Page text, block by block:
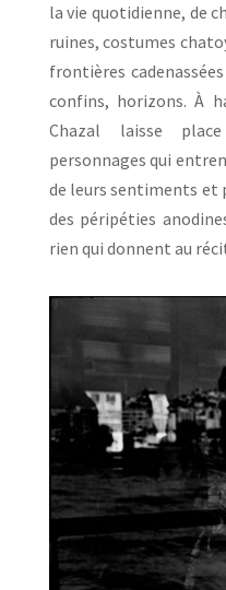
la vie quotidienne, de
ruines, costumes
frontières
confins, horizons. À
Chazal laisse
personnages qui
de leurs sentiments et
des péripéties
rien qui donnent au